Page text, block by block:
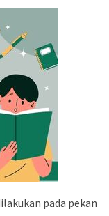
pada pekan